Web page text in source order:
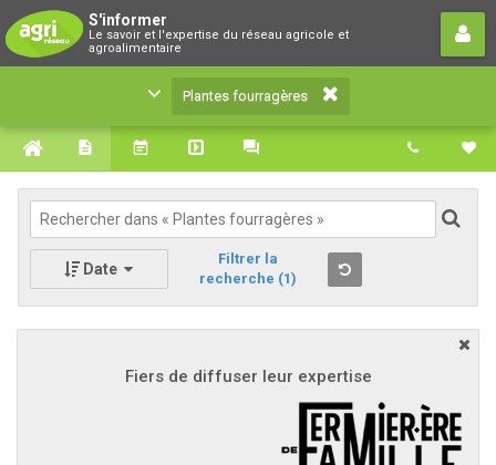
S'informer
Le savoir et l'expertise du réseau agricole et
agroalimentaire
Plantes fourragères
Le savoir et l'expertise du réseau agricole et
agroalimentaire
Plantes fourragères
Date
Filtrer la
recherche (1)
Fiers de diffuser leur expertise